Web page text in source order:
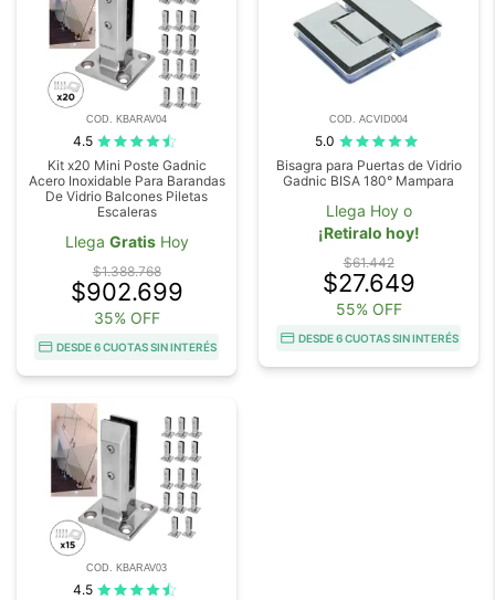
COD. KBARAV04
4.5
Kit x20 Mini Poste Gadnic
Acero Inoxidable Para Barandas
De Vidrio Balcones Piletas
Escaleras
Llega GratisHoy
$1.388.768
$902.699
35% OFF
DESDE 6 CUOTAS SIN INTERÉS
COD. ACVID004
5.0
Bisagra para Puertas de Vidrio
Gadnic BISA 180° Mampara
Llega Hoy o
¡Retiralo hoy!
$61.442
$27.649
55% OFF
DESDE 6 CUOTAS SIN INTERÉS
COD. KBARAV03
4.5